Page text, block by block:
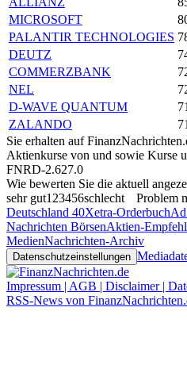
MICROSOFT
PALANTIR TECHNOLOGIES
DEUTZ
COMMERZBANK
NEL
D-WAVE QUANTUM
ZALANDO
Sie erhalten auf
Aktienkurse von und sowie Kurse
FNRD-2.627.0
Wie bewerten Sie die aktuell
sehr gut1 23456schlecht
Problem
Deutschland 40Xetra-Orderbuch
Nachrichten BörsenAktien-
MedienNachrichten-Archiv
Datenschutzeinstellungen
Impressum | AGB | Disclaimer |
RSS-News von